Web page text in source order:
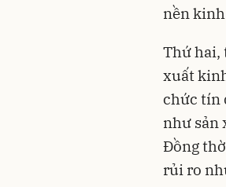
nền
Thứ hai,
xuất
chức tín
như sản
Đồng
rủi ro